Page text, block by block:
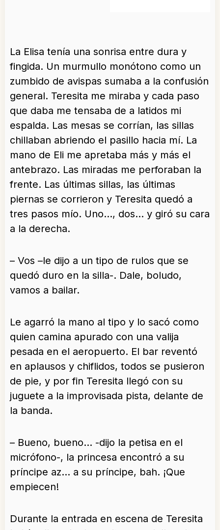
La Elisa tenía una sonrisa entre dura y
fingida. Un murmullo monótono como un
zumbido de avispas sumaba a la confusión
general. Teresita me miraba y cada paso
que daba me tensaba de a latidos mi
espalda. Las mesas se corrían, las sillas
chillaban abriendo el pasillo hacia mí. La
mano de Eli me apretaba más y más el
antebrazo. Las miradas me perforaban la
frente. Las últimas sillas, las últimas
piernas se corrieron y Teresita quedó a
tres pasos mío. Uno…, dos… y giró su cara
a la derecha.
– Vos –le dijo a un tipo de rulos que se
quedó duro en la silla-. Dale, boludo,
vamos a bailar.
Le agarró la mano al tipo y lo sacó como
quien camina apurado con una valija
pesada en el aeropuerto. El bar reventó
en aplausos y chiflidos, todos se pusieron
de pie, y por fin Teresita llegó con su
juguete a la improvisada pista, delante de
la banda.
– Bueno, bueno… -dijo la petisa en el
micrófono-, la princesa encontró a su
príncipe az… a su príncipe, bah. ¡Que
empiecen!
Durante la entrada en escena de Teresita